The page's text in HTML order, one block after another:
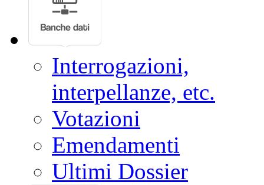
Interrogazioni,
interpellanze, etc.
Votazioni
Emendamenti
Ultimi Dossier